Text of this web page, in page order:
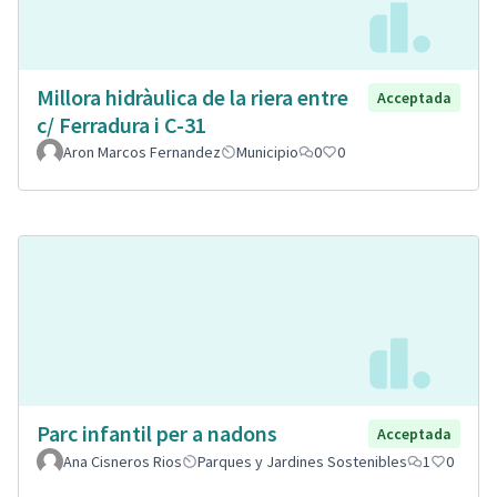
Millora hidràulica de la riera entre
c/ Ferradura i C-31
Acceptada
Aron Marcos Fernandez Municipio 0 0
Parc infantil per a nadons
Acceptada
Ana Cisneros Rios
Parques y Jardines Sostenibles 1 0